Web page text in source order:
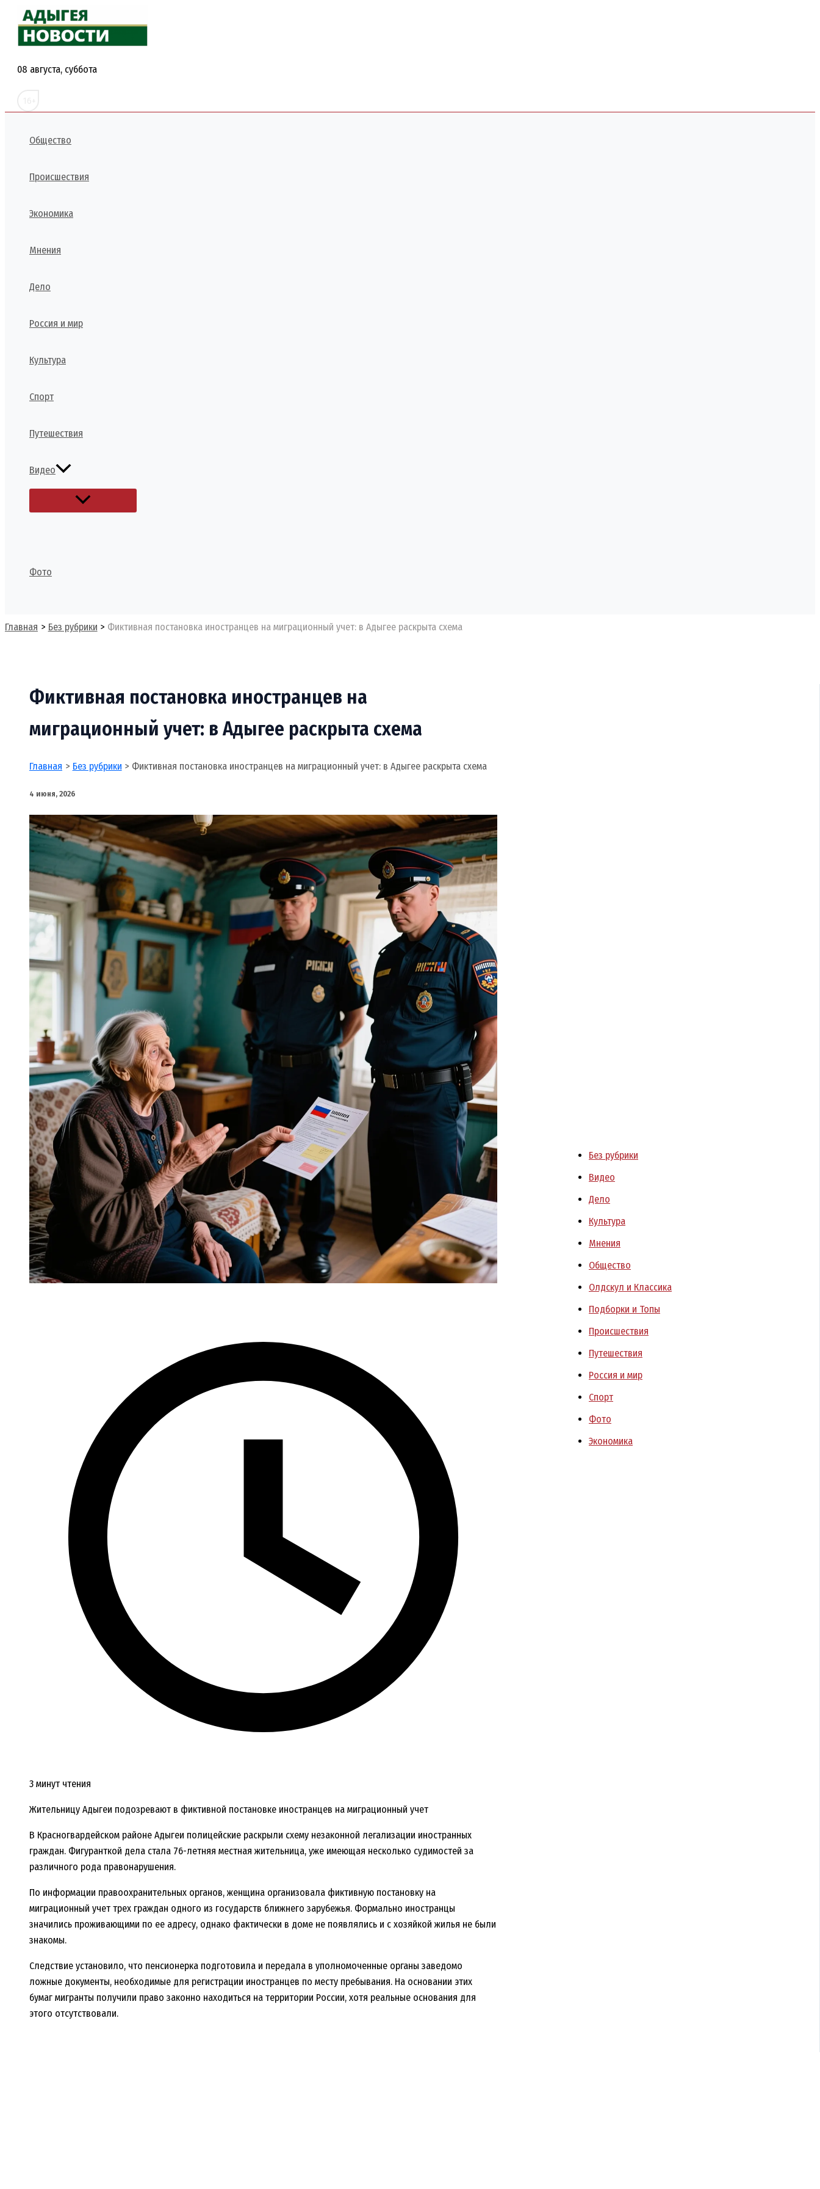
Перейти
содержимому
08 августа, суббота
Общество
Происшествия
Экономика
Мнения
Дело
Россия и мир
Культура
Спорт
Путешествия
Видео
Фото
Главная Без рубрики Фиктивная постановка иностранцев на миграционный учет: в Адыгее раскрыта схема
Фиктивная постановка иностранцев на
миграционный учет: в Адыгее раскрыта схема
Главная Без рубрики Фиктивная постановка иностранцев на миграционный учет: в Адыгее раскрыта схема
4 июня, 2026
3 минут чтения
Жительницу Адыгеи подозревают в фиктивной постановке иностранцев на миграционный учет
В Красногвардейском районе Адыгеи полицейские раскрыли схему незаконной легализации иностранных
граждан. Фигуранткой дела стала 76-летняя местная жительница, уже имеющая несколько судимостей за
различного рода правонарушения.
По информации правоохранительных органов, женщина организовала фиктивную постановку на
миграционный учет трех граждан одного из государств ближнего зарубежья. Формально иностранцы
значились проживающими по ее адресу, однако фактически в доме не появлялись и с хозяйкой жилья не были
знакомы.
Следствие установило, что пенсионерка подготовила и передала в уполномоченные органы заведомо
ложные документы, необходимые для регистрации иностранцев по месту пребывания. На основании этих
бумаг мигранты получили право законно находиться на территории России, хотя реальные основания для
этого отсутствовали.
Без рубрики
Видео
Дело
Культура
Мнения
Общество
Олдскул и Классика
Подборки и Топы
Происшествия
Путешествия
Россия и мир
Спорт
Фото
Экономика